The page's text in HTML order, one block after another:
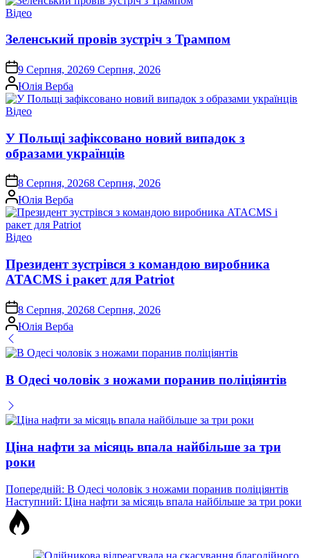
Опублікувати
Відео
Зеленський провів зустріч з Трампом
on9 Серпня, 20269 Серпня, 2026
Опубліковано
Юлія Верба
Опублікувати
Відео
У Польщі зафіксовано новий випадок з
образами українців
on8 Серпня, 20268 Серпня, 2026
Опубліковано
Юлія Верба
Опублікувати
Відео
Президент зустрівся з командою виробника
ATACMS і ракет для Patriot
on8 Серпня, 20268 Серпня, 2026
Опубліковано
Юлія Верба
В Одесі чоловік з ножами поранив поліціянтів
Ціна нафти за місяць впала найбільше за три
роки
Навігація
записів
Попередній: В Одесі чоловік з ножами поранив поліціянтів
Наступний: Ціна нафти за місяць впала найбільше за три роки